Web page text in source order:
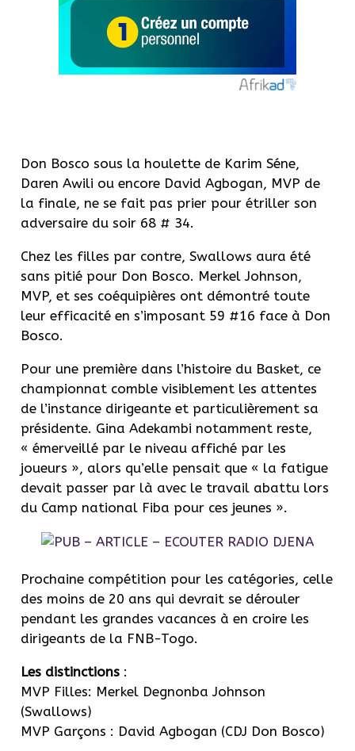
Don Bosco sous la houlette de Karim Séne,
Daren Awili ou encore David Agbogan, MVP de
la finale, ne se fait pas prier pour étriller son
adversaire du soir 68 # 34.
Chez les filles par contre, Swallows aura été
sans pitié pour Don Bosco. Merkel Johnson,
MVP, et ses coéquipières ont démontré toute
leur efficacité en s’imposant 59 #16 face à Don
Bosco.
Pour une première dans l’histoire du Basket, ce
championnat comble visiblement les attentes
de l’instance dirigeante et particulièrement sa
présidente. Gina Adekambi notamment reste,
« émerveillé par le niveau affiché par les
joueurs », alors qu’elle pensait que « la fatigue
devait passer par là avec le travail abattu lors
du Camp national Fiba pour ces jeunes ».
Prochaine compétition pour les catégories, celle
des moins de 20 ans qui devrait se dérouler
pendant les grandes vacances à en croire les
dirigeants de la FNB-Togo.
Les distinctions :
MVP Filles: Merkel Degnonba Johnson
(Swallows)
MVP Garçons : David Agbogan (CDJ Don Bosco)